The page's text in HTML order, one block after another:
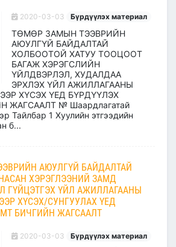
2020-03-03 Бүрдүүлэх материал
ТӨМӨР ЗАМЫН ТЭЭВРИЙН
АЮУЛГҮЙ БАЙДАЛТАЙ
ХОЛБООТОЙ ХАТУУ ТООЦООТ
БАГАЖ ХЭРЭГСЛИЙН
ҮЙЛДВЭРЛЭЛ, ХУДАЛДАА
ЭРХЛЭХ ҮЙЛ АЖИЛЛАГААНЫ
ХҮСЭХ ҮЕД БҮРДҮҮЛЭХ
ЖАГСААЛТ № Шаардлагатай
Тайлбар 1 Хуулийн этгээдийн
б...
АЮУЛГҮЙ БАЙДАЛТАЙ
ХЭРЭГЛЭЭНИЙ ЗАМД
ГҮЙЦЭТГЭХ ҮЙЛ АЖИЛЛАГААНЫ
ХҮСЭХ/СУНГУУЛАХ ҮЕД
БИЧГИЙН ЖАГСААЛТ
2020-03-03 Бүрдүүлэх материал